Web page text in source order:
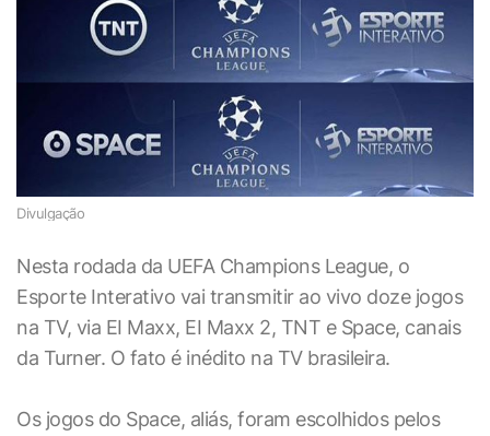
Divulgação
Nesta rodada da UEFA Champions League, o
Esporte Interativo vai transmitir ao vivo doze jogos
na TV, via EI Maxx, EI Maxx 2, TNT e Space, canais
da Turner. O fato é inédito na TV brasileira.
Os jogos do Space, aliás, foram escolhidos pelos